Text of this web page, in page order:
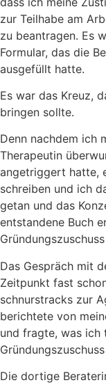
zur Teilhabe am
zu beantragen. Es
Formular, das die
ausgefüllt hatte.
Es war das Kreuz,
bringen sollte.
Denn nachdem ich
Therapeutin
angetriggert hatte,
schreiben und ich
getan und das
entstandene Buch
Das Gespräch mit
Zeitpunkt fast
schnurstracks zur
berichtete von
und fragte, was ich
Die dortige